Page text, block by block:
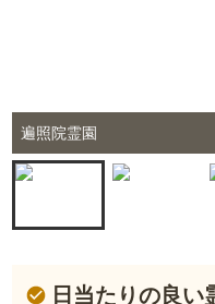
遍照院霊園
日当たりの良い